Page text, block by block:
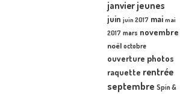
janvier jeunes
juin juin 2017 mai mai
2017 mars novembre
noël octobre
ouverture photos
raquette rentrée
septembre Spin &